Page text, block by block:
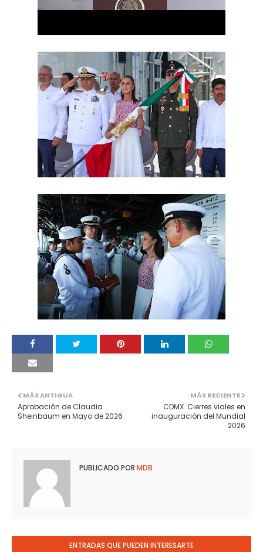
MÁS RECIENTE
CDMX. Cierres viales en
inauguración del Mundial
2026
MÁS ANTIGUA
Aprobación de Claudia
Sheinbaum en Mayo de 2026
PUBLICADO POR MDB
ENTRADAS QUE PUEDEN INTERESARTE